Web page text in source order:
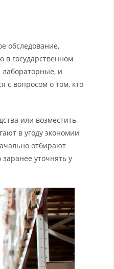
обследование,
государственном
и
с вопросом о том, кто
или возместить
в угоду экономии
отбирают
уточнять у